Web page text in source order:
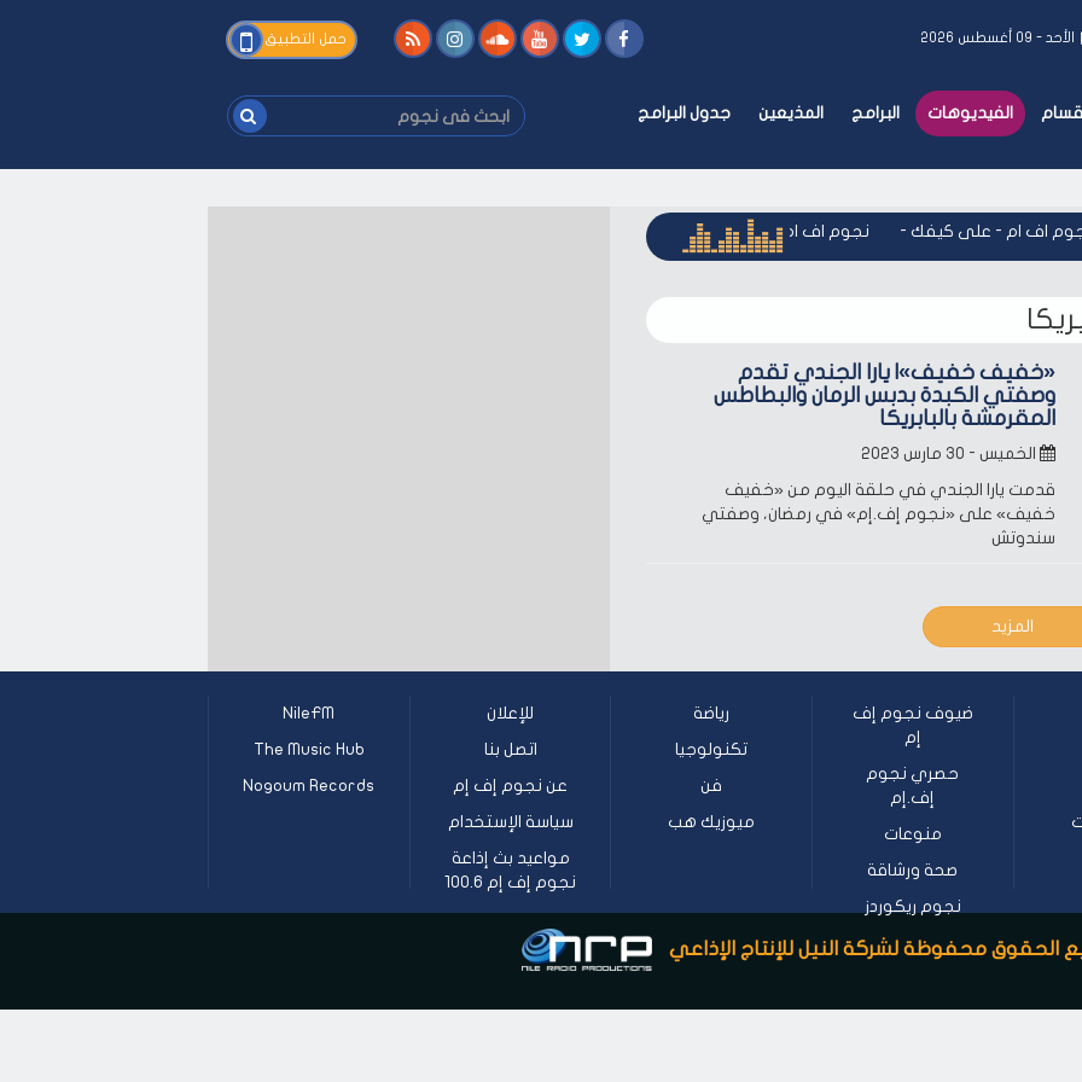
الأحد - ٠٩ أغسطس ٢٠٢٦ حمل التطبيق
الفيديوهات البرامج المذيعين جدول البرامج
ابحث
فى
فى
-اف ام - على كيفك نجوم اف ام - على كيفك نجوم اف ام - على كيفك
«خفيف خفيف»| يارا الجندي تقدم
وصفتي الكبدة بدبس الرمان والبطاطس
المقرمشة بالبابريكا
الخميس - ٣٠ مارس ٢٠٢٣
قدمت يارا الجندي في حلقة اليوم من «خفيف
خفيف» على «نجوم إف.إم» في رمضان، وصفتي
سندوتش
المزيد
ضيوف نجوم إف
إم
حصري نجوم
إف.إم
منوعات
صحة ورشاقة
نجوم ريكوردز
رياضة
تكنولوجيا
فن
ميوزيك هب
للإعلان
اتصل بنا
عن نجوم إف إم
سياسة الإستخدام
مواعيد بث إذاعة
نجوم إف إم 100.6
NileFM
The Music Hub
Nogoum Records
الحقوق محفوظة لشركة النيل للإنتاج الإذاعي